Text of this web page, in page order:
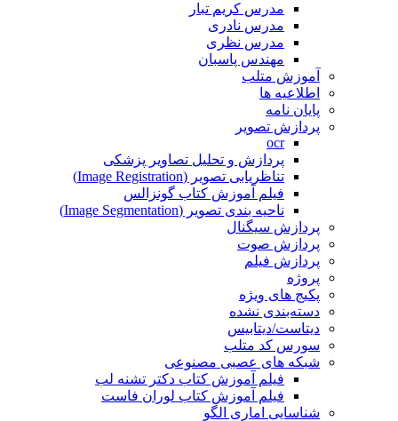
مدرس کریم تبار
مدرس نادری
مدرس نظری
مهندس پاسبان
آموزش متلب
اطلاعیه ها
پایان نامه
پردازش تصویر
ocr
پردازش و تحلیل تصاویر پزشکی
تناظریابی تصویر (Image Registration)
فیلم آموزش کتاب گونزالس
ناحیه بندی تصویر (Image Segmentation)
پردازش سیگنال
پردازش صوت
پردازش فیلم
پروژه
پکیج های ویژه
دسته‌بندی نشده
دیتاست/دیتابیس
سورس کد متلب
شبکه های عصبی مصنوعی
فیلم آموزش کتاب دکتر تشنه لب
فیلم آموزش کتاب لوران فاست
شناسایی اماری الگو